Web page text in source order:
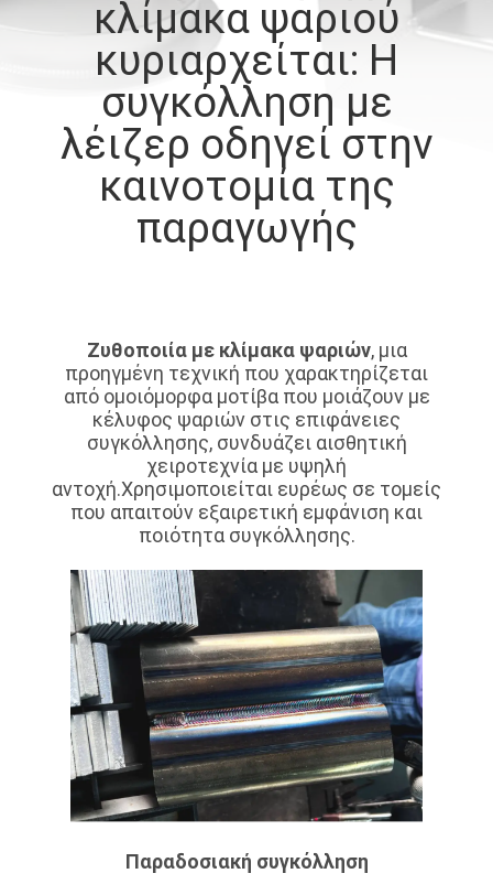
ΣΤΟ
ΕΡΓΟΣΤΆΣΙΟ
ΕΠΙΚΟΙΝΩΝΉΣΤΕ
ΜΑΖΊ
SITEMAP
PRIVACY
POLICY
κλίμακα ψαριού
κυριαρχείται: Η
συγκόλληση με
λέιζερ οδηγεί στην
καινοτομία της
παραγωγής
Ζυθοποιία με κλίμακα ψαριών, μια
προηγμένη τεχνική που χαρακτηρίζεται
από ομοιόμορφα μοτίβα που μοιάζουν με
κέλυφος ψαριών στις επιφάνειες
συγκόλλησης, συνδυάζει αισθητική
χειροτεχνία με υψηλή
αντοχή.Χρησιμοποιείται ευρέως σε τομείς
που απαιτούν εξαιρετική εμφάνιση και
ποιότητα συγκόλλησης.
Παραδοσιακή συγκόλληση